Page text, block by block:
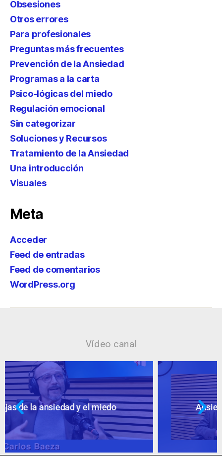
Obsesiones
Otros errores
Para profesionales
Preguntas más frecuentes
Prevención de la Ansiedad
Programas a la carta
Psico-lógicas del miedo
Regulación emocional
Sin categorizar
Soluciones y Recursos
Tratamiento de la Ansiedad
Una introducción
Visuales
Meta
Acceder
Feed de entradas
Feed de comentarios
WordPress.org
Vídeo canal
Ansiedad: supuestos cuestionables